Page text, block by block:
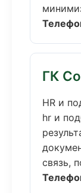
ГК
HR и
hr и
связь,